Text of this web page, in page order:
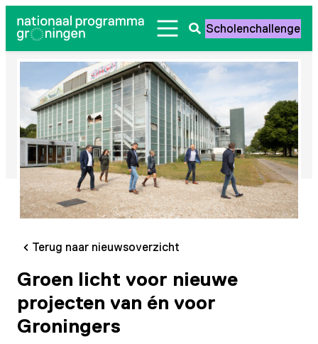
naar
de
Zoeken
openen
Scholenchallenge
Terug naar nieuwsoverzicht
Groen licht voor nieuwe
projecten van én voor
Groningers